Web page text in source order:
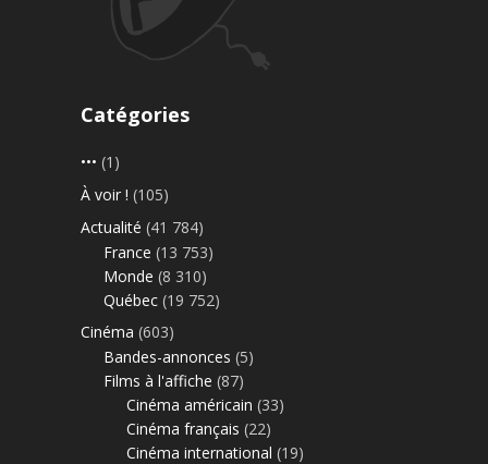
Catégories
••• (1)
À voir ! (105)
Actualité (41 784)
France (13 753)
Monde (8 310)
Québec (19 752)
Cinéma (603)
Bandes-annonces (5)
Films à l'affiche (87)
Cinéma américain (33)
Cinéma français (22)
Cinéma international (19)